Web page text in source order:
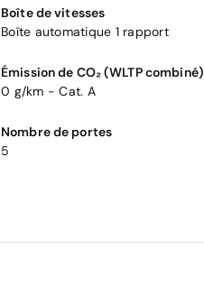
Boîte de vitesses
Boîte automatique 1 rapport
Émission de CO₂ (WLTP combiné)
0 g/km - Cat. A
Nombre de portes
5